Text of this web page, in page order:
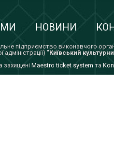
НОВИНИ
підприємство виконавчого
адміністрації) "Київський
захищенiMaestro ticket system та